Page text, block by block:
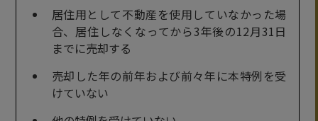
居住用として不動産を使用していなかった場
合、居住しなくなってから3年後の12月31日
までに売却する
売却した年の前年および前々年に本特例を受
けていない